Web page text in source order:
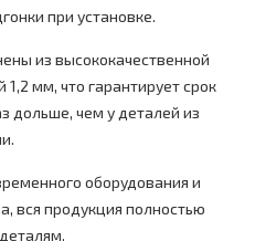
при установке.
из высококачественной
мм, что гарантирует срок
дольше, чем у деталей из
оборудования и
вся продукция полностью